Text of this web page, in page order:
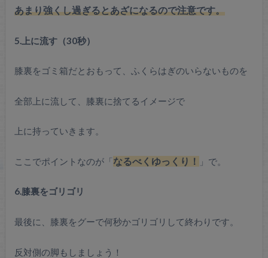
あまり強くし過ぎるとあざになるので注意です。
5.上に流す（30秒）
膝裏をゴミ箱だとおもって、ふくらはぎのいらないものを
全部上に流して、膝裏に捨てるイメージで
上に持っていきます。
ここでポイントなのが「なるべくゆっくり！ 」で。
6.膝裏をゴリゴリ
最後に、膝裏をグーで何秒かゴリゴリして終わりです。
反対側の脚もしましょう！